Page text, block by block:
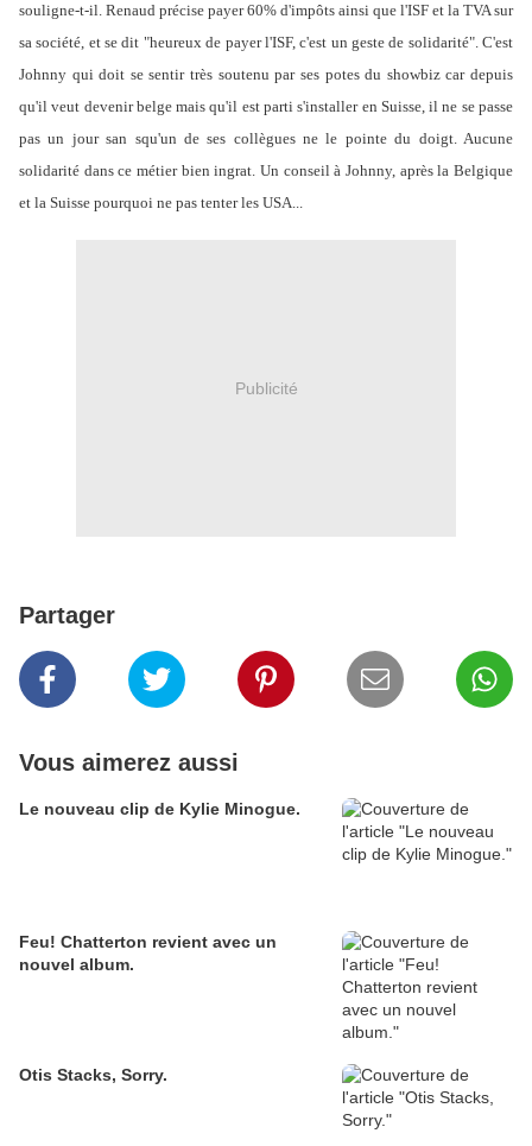
souligne-t-il. Renaud précise payer 60% d'impôts ainsi que l'ISF et la TVA sur
sa société, et se dit "heureux de payer l'ISF, c'est un geste de solidarité". C'est
Johnny qui doit se sentir très soutenu par ses potes du showbiz car depuis
qu'il veut devenir belge mais qu'il est parti s'installer en Suisse, il ne se passe
pas un jour san squ'un de ses collègues ne le pointe du doigt. Aucune
solidarité dans ce métier bien ingrat. Un conseil à Johnny, après la Belgique
et la Suisse pourquoi ne pas tenter les USA...
Publicité
Partager
Vous aimerez aussi
Le nouveau clip de Kylie Minogue.
Feu! Chatterton revient avec un
nouvel album.
Otis Stacks, Sorry.